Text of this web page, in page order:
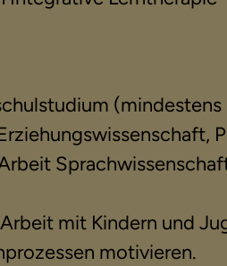
(mindestens
mit Kindern und
motivieren.